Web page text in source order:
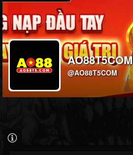
AO88T5COM
@AO88T5COM